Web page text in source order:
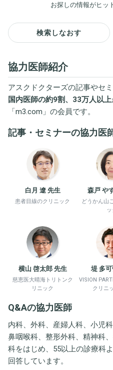
お探しの情報がヒッ
検索しなおす
協力医師紹介
アスクドクターズの記事やセ
国内医師の約9割、33万人以上
「m3.com 」の会員です。
記事・セミナーの協力医
白月 遼 先生
患者目線のクリニック
森戸 や
どうかん山
ッ
横山 啓太郎 先生
慈恵医大晴海トリトンク
リニック
堤 多
VISION
クリニ
Q&Aの協力医師
内科、外科、産婦人科、小児
鼻咽喉科、整形外科、精神科
科をはじめ、55以上の診療科
回答しています。